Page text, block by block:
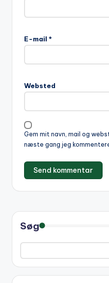
E-mail *
Websted
Gem mit navn, mail og
næste gang jeg
l
t
a
i
v
e
:
Søg